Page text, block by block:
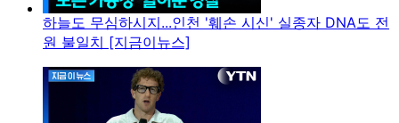
하늘도 무심하시지...인천 '훼손 시신' 실종자 DNA도 전
원 불일치 [지금이뉴스]